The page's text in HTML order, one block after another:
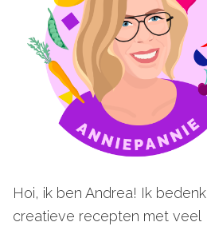
Hoi, ik ben Andrea! Ik bedenk
creatieve recepten met veel